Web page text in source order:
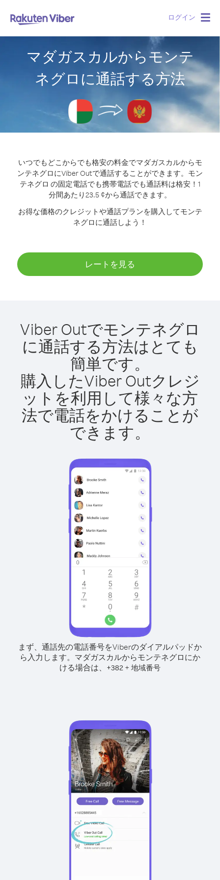
ログイン
マダガスカルからモンテ
ネグロに通話する方法
いつでもどこからでも格安の料金でマダガスカルからモ
ンテネグロにViber Outで通話することができます。 モン
テネグロ の固定電話でも携帯電話でも通話料は格安！1
分間あたり23.5 ¢から通話できます。
お得な価格のクレジットや通話プランを購入してモンテ
ネグロに通話しよう！
レートを見る
Viber Outでモンテネグロ
に通話する方法はとても
簡単です。
購入したViber Outクレジ
ットを利用して様々な方
法で電話をかけることが
できます。
まず、通話先の電話番号をViberのダイアルパッドか
ら入力します。 マダガスカルからモンテネグロにか
ける場合は、 +382 + 地域番号